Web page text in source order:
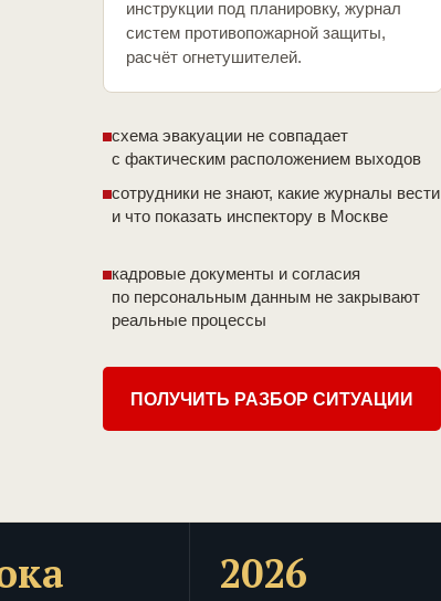
инструкции под планировку, журнал
систем противопожарной защиты,
расчёт огнетушителей.
схема эвакуации не совпадает
с фактическим расположением выходов
сотрудники не знают, какие журналы вести
и что показать инспектору в Москве
кадровые документы и согласия
по персональным данным не закрывают
реальные процессы
ПОЛУЧИТЬ РАЗБОР СИТУАЦИИ
2026